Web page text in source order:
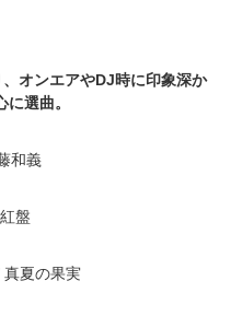
オンエアやDJ時に印象深か
に選曲。
和義
盤
夏の果実